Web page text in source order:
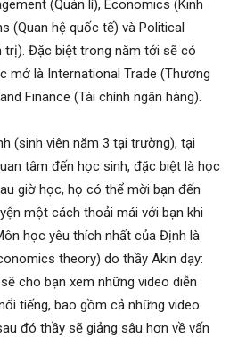
(Quản lí), Economics (Kinh
(Quan hệ quốc tế) và Political
trị). Đặc biệt trong năm tới sẽ có
mở là International Trade (Thương
Finance (Tài chính ngân hàng).
(sinh viên năm 3 tại trường), tại
tâm đến học sinh, đặc biệt là học
giờ học, họ có thể mời bạn đến
một cách thoải mái với bạn khi
học yêu thích nhất của Định là
theory) do thầy Akin dạy:
cho bạn xem những video diễn
tiếng, bao gồm cả những video
đó thầy sẽ giảng sâu hơn về vấn